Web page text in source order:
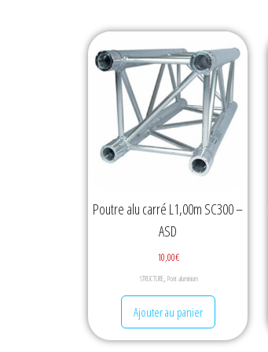
Poutre alu carré L1,00m SC300 –
ASD
10,00€
STRUCTURE, Pont aluminium
Ajouter au panier